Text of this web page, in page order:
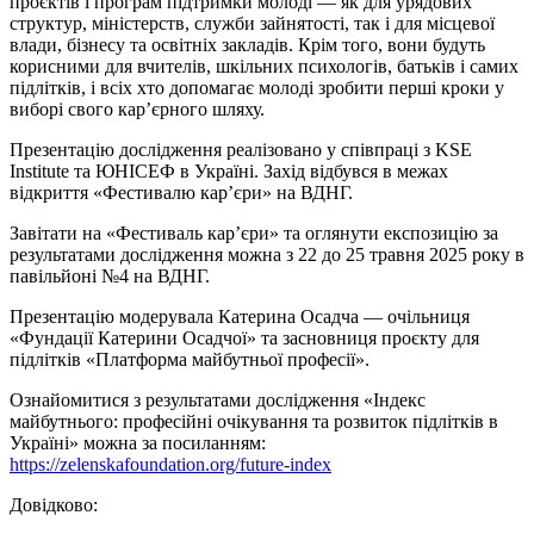
структур, міністерств, служби зайнятості, так і для місцевої
влади, бізнесу та освітніх закладів. Крім того, вони будуть
корисними для вчителів, шкільних психологів, батьків і самих
підлітків, і всіх хто допомагає молоді зробити перші кроки у
виборі свого кар’єрного шляху.
Презентацію дослідження реалізовано у співпраці з KSE
Institute та ЮНІСЕФ в Україні. Захід відбувся в межах
відкриття «Фестивалю кар’єри» на ВДНГ.
Завітати на «Фестиваль карʼєри» та оглянути експозицію за
результатами дослідження можна з 22 до 25 травня 2025 року в
павільйоні №4 на ВДНГ.
Презентацію модерувала Катерина Осадча — очільниця
«Фундації Катерини Осадчої» та засновниця проєкту для
підлітків «Платформа майбутньої професії».
Ознайомитися з результатами дослідження «Індекс
майбутнього: професійні очікування та розвиток підлітків в
Україні» можна за посиланням:
https://zelenskafoundation.org/future-index
Довідково: